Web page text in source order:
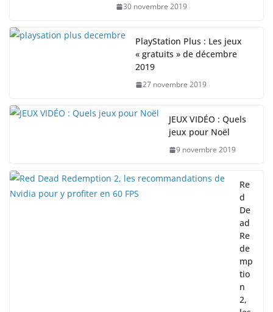
30 novembre 2019
PlayStation Plus : Les jeux
« gratuits » de décembre
2019
27 novembre 2019
JEUX VIDÉO : Quels
jeux pour Noël
9 novembre 2019
Re
d
De
ad
Re
de
mp
tio
n
2,